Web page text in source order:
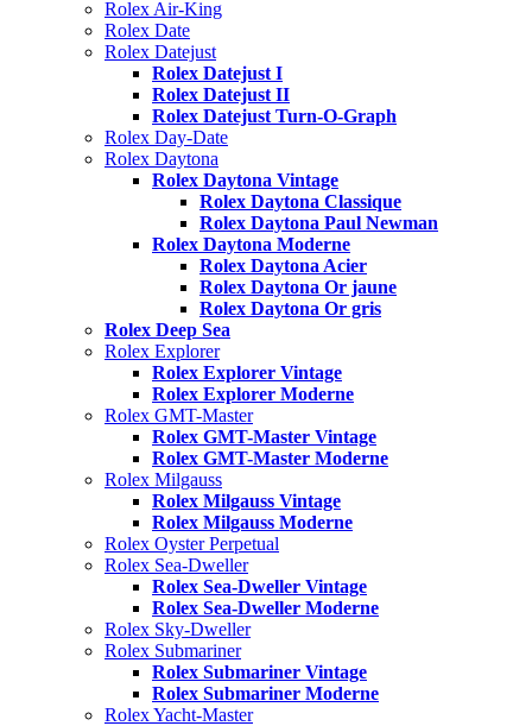
Rolex Air-King
Rolex Date
Rolex Datejust
Rolex Datejust I
Rolex Datejust II
Rolex Datejust Turn-O-Graph
Rolex Day-Date
Rolex Daytona
Rolex Daytona Vintage
Rolex Daytona Classique
Rolex Daytona Paul Newman
Rolex Daytona Moderne
Rolex Daytona Acier
Rolex Daytona Or jaune
Rolex Daytona Or gris
Rolex Deep Sea
Rolex Explorer
Rolex Explorer Vintage
Rolex Explorer Moderne
Rolex GMT-Master
Rolex GMT-Master Vintage
Rolex GMT-Master Moderne
Rolex Milgauss
Rolex Milgauss Vintage
Rolex Milgauss Moderne
Rolex Oyster Perpetual
Rolex Sea-Dweller
Rolex Sea-Dweller Vintage
Rolex Sea-Dweller Moderne
Rolex Sky-Dweller
Rolex Submariner
Rolex Submariner Vintage
Rolex Submariner Moderne
Rolex Yacht-Master